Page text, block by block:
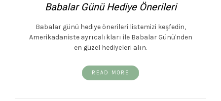
Babalar Günü Hediye Önerileri
Babalar günü hediye önerileri listemizi keşfedin,
Amerikadaniste ayrıcalıkları ile Babalar Günü'nden
en güzel hediyeleri alın.
READ MORE